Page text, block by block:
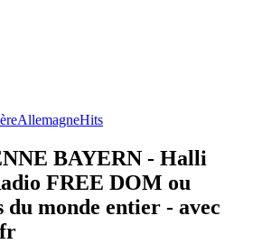
AllemagneHits
BAYERN - Halli
FREE DOM ou
monde entier - avec